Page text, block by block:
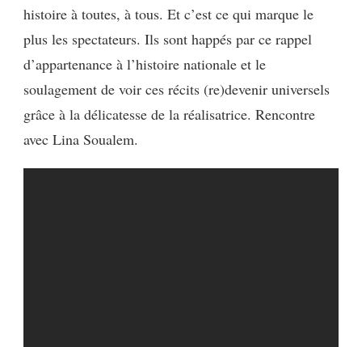
histoire à toutes, à tous. Et c’est ce qui marque le
plus les spectateurs. Ils sont happés par ce rappel
d’appartenance à l’histoire nationale et le
soulagement de voir ces récits (re)devenir universels
grâce à la délicatesse de la réalisatrice. Rencontre
avec Lina Soualem.